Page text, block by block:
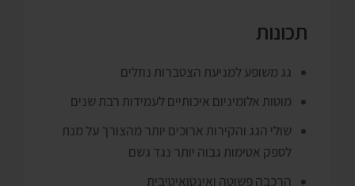
תכונות
גג משופע למניעת הצטברות נוזלים
מוטות אלומיניום איכותיים לעמידות רבת שנים
שולי הגג והקירות ארוכים יותר מהצורך על מנת
לספק אטימות גבוה יותר נגד גשם
הרכבה פשוטה ואינטואיטיבית